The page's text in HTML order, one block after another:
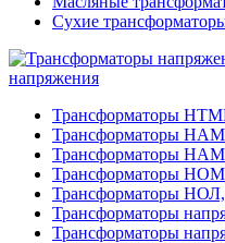
Сухие
напряжения
Трансформаторы
Трансформаторы
Трансформаторы
Трансформаторы НОМ
Трансформаторы
Трансформаторы
Трансформаторы